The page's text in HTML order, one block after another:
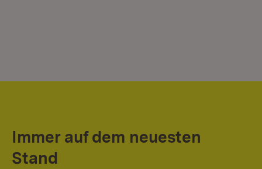
Immer auf dem neuesten
Stand